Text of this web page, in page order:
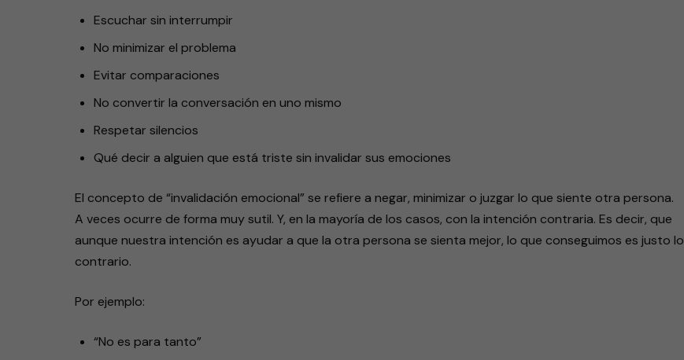
Escuchar sin interrumpir
No minimizar el problema
Evitar comparaciones
No convertir la conversación en uno mismo
Respetar silencios
Qué decir a alguien que está triste sin invalidar sus emociones
El concepto de “invalidación emocional” se refiere a negar, minimizar o juzgar lo que siente otra persona.
A veces ocurre de forma muy sutil. Y, en la mayoría de los casos, con la intención contraria. Es decir, que
aunque nuestra intención es ayudar a que la otra persona se sienta mejor, lo que conseguimos es justo lo
contrario.
Por ejemplo:
“No es para tanto”